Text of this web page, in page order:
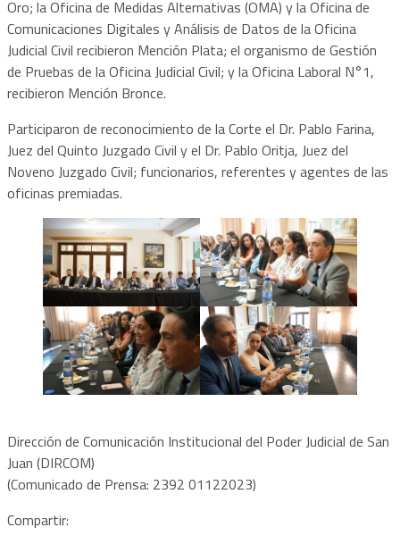
Oro; la Oficina de Medidas Alternativas (OMA) y la Oficina de
Comunicaciones Digitales y Análisis de Datos de la Oficina
Judicial Civil recibieron Mención Plata; el organismo de Gestión
de Pruebas de la Oficina Judicial Civil; y la Oficina Laboral N°1,
recibieron Mención Bronce.
Participaron de reconocimiento de la Corte el Dr. Pablo Farina,
Juez del Quinto Juzgado Civil y el Dr. Pablo Oritja, Juez del
Noveno Juzgado Civil; funcionarios, referentes y agentes de las
oficinas premiadas.
Dirección de Comunicación Institucional del Poder Judicial de San
Juan (DIRCOM)
(Comunicado de Prensa: 2392 01122023)
Compartir: